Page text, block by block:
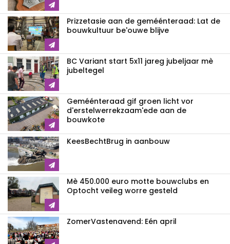
Prizzetasie aan de geméénteraad: Lat de
bouwkultuur be'ouwe blijve
BC Variant start 5x11 jareg jubeljaar mè
jubeltegel
Geméénteraad gif groen licht vor
d'erstelwerrekzaam'ede aan de
bouwkote
KeesBechtBrug in aanbouw
Mè 450.000 euro motte bouwclubs en
Optocht veileg worre gesteld
ZomerVastenavend: Eén april